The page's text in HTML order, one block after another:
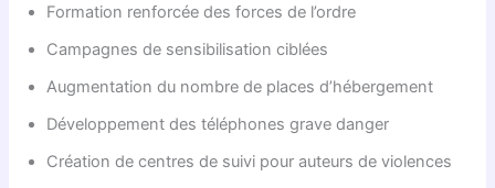
Formation renforcée des forces de l’ordre
Campagnes de sensibilisation ciblées
Augmentation du nombre de places d’hébergement
Développement des téléphones grave danger
Création de centres de suivi pour auteurs de violences